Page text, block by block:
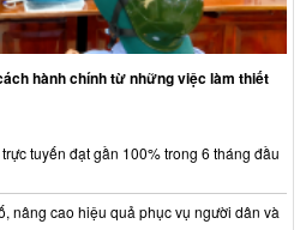
hành chính từ những việc làm thiết
tuyến đạt gần 100% trong 6 tháng đầu
nâng cao hiệu quả phục vụ người dân và